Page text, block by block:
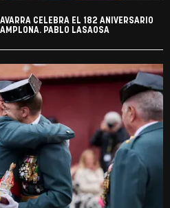
CELEBRA EL 182 ANIVERSARIO
PABLO LASAOSA